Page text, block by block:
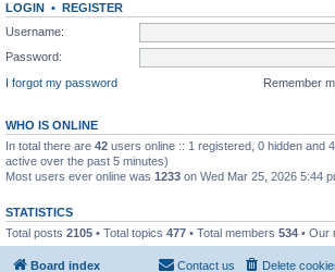
LOGIN • REGISTER
Username:
Password:
I forgot my password
Remember
WHO IS ONLINE
In total there are 42 users online :: 1 registered, 0 hidden and
active over the past 5 minutes)
Most users ever online was 1233 on Wed Mar 25, 2026 5:44
STATISTICS
Total posts 2105 • Total topics 477 • Total members 534 • Our
Board index Delete
Contact us